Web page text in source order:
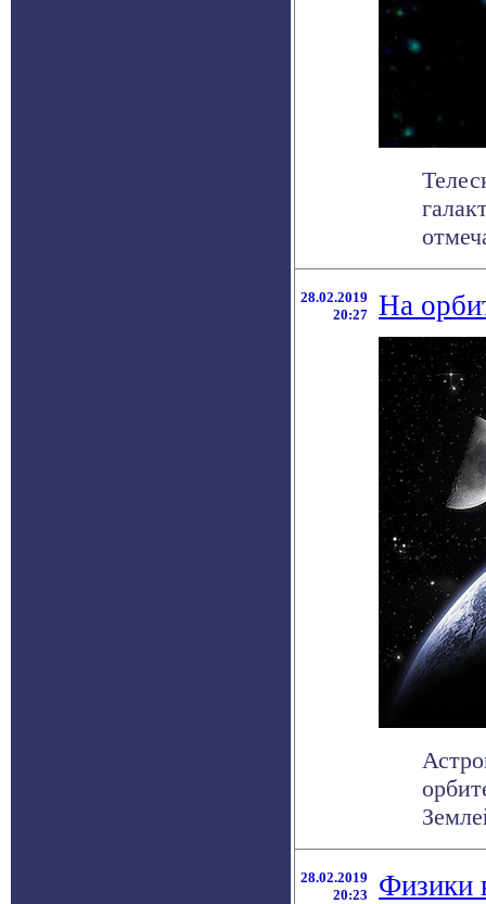
28.02.2019
20:27
На
28.02.2019
20:23
Физики